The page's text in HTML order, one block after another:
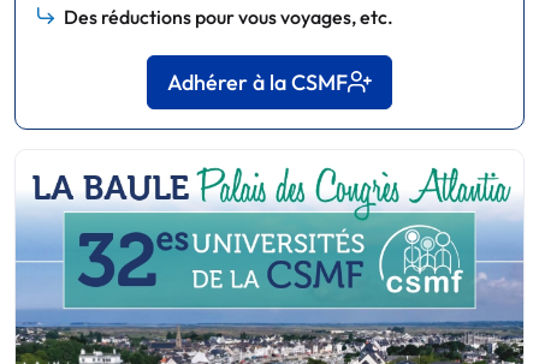
Des réductions pour vous voyages, etc.
Adhérer à la CSMF